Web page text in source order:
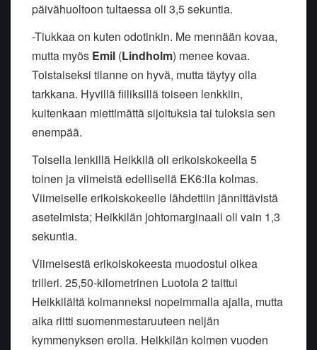
päivähuoltoon tultaessa oli 3,5 sekuntia.
-Tiukkaa on kuten odotinkin. Me mennään kovaa,
mutta myös Emil (Lindholm) menee kovaa.
Toistaiseksi tilanne on hyvä, mutta täytyy olla
tarkkana. Hyvillä fiiliksillä toiseen lenkkiin,
kuitenkaan miettimättä sijoituksia tai tuloksia sen
enempää.
Toisella lenkillä Heikkilä oli erikoiskokeella 5
toinen ja viimeistä edellisellä EK6:lla kolmas.
Viimeiselle erikoiskokeelle lähdettiin jännittävistä
asetelmista; Heikkilän johtomarginaali oli vain 1,3
sekuntia.
Viimeisestä erikoiskokeesta muodostui oikea
trilleri. 25,50-kilometrinen Luotola 2 taittui
Heikkilältä kolmanneksi nopeimmalla ajalla, mutta
aika riitti suomenmestaruuteen neljän
kymmenyksen erolla. Heikkilän kolmen vuoden